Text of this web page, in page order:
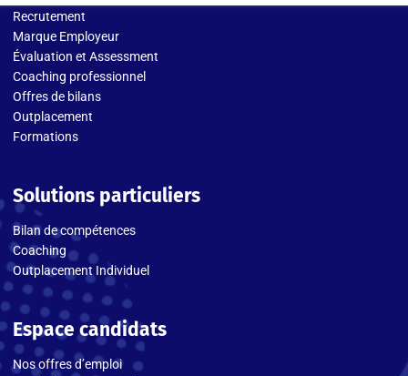
Recrutement
Marque Employeur
Évaluation et Assessment
Coaching professionnel
Offres de bilans
Outplacement
Formations
Solutions particuliers
Bilan de compétences
Coaching
Outplacement Individuel
Espace candidats
Nos offres d’emploi